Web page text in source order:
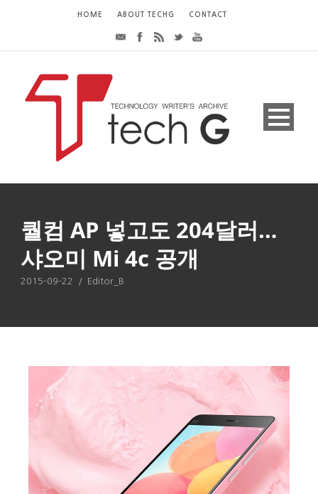
HOME ABOUT TECHG CONTACT
퀄컴 AP 넣고도 204달러…
샤오미 Mi 4c 공개
2015-09-22 / Editor_B